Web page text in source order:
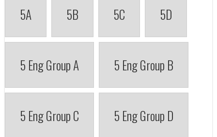
5A 5B 5C 5D
5 Eng Group A 5 Eng Group B
5 Eng Group C 5 Eng Group D